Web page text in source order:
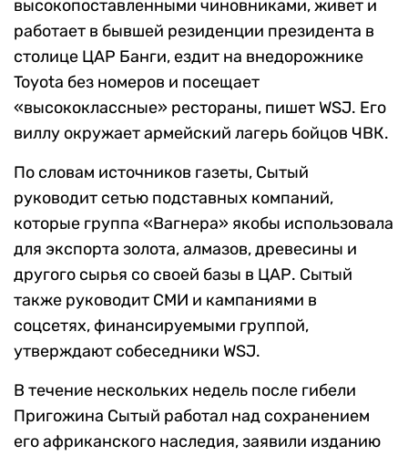
высокопоставленными чиновниками, живет и
работает в бывшей резиденции президента в
столице ЦАР Банги, ездит на внедорожнике
Toyota без номеров и посещает
«высококлассные» рестораны, пишет WSJ. Его
виллу окружает армейский лагерь бойцов ЧВК.
По словам источников газеты, Сытый
руководит сетью подставных компаний,
которые группа «Вагнера» якобы использовала
для экспорта золота, алмазов, древесины и
другого сырья со своей базы в ЦАР. Сытый
также руководит СМИ и кампаниями в
соцсетях, финансируемыми группой,
утверждают собеседники WSJ.
В течение нескольких недель после гибели
Пригожина Сытый работал над сохранением
его африканского наследия, заявили изданию